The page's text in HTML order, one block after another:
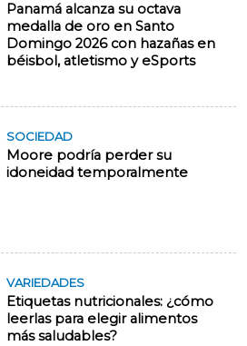
Panamá alcanza su octava
medalla de oro en Santo
Domingo 2026 con hazañas en
béisbol, atletismo y eSports
SOCIEDAD
Moore podría perder su
idoneidad temporalmente
VARIEDADES
Etiquetas nutricionales: ¿cómo
leerlas para elegir alimentos
más saludables?